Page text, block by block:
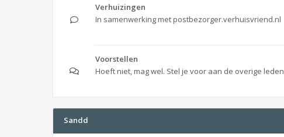
Verhuizingen
In samenwerking met postbezorger.verhuisvriend.nl
Voorstellen
Hoeft niet, mag wel. Stel je voor aan de overige leden
Sandd